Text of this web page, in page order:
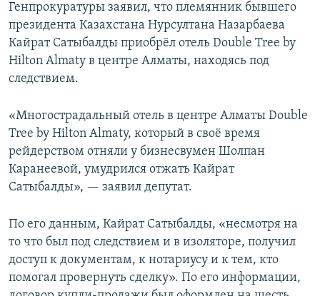
Генпрокуратуры заявил, что племянник бывшего
президента Казахстана Нурсултана Назарбаева
Кайрат Сатыбалды приобрёл отель Double Tree by
Hilton Almaty в центре Алматы, находясь под
следствием.
«Многострадальный отель в центре Алматы Double
Tree by Hilton Almaty, который в своё время
рейдерством отняли у бизнесвумен Шолпан
Каранеевой, умудрился отжать Кайрат
Сатыбалды», — заявил депутат.
По его данным, Кайрат Сатыбалды, «несмотря на
то что был под следствием и в изоляторе, получил
доступ к документам, к нотариусу и к тем, кто
помогал провернуть сделку». По его информации,